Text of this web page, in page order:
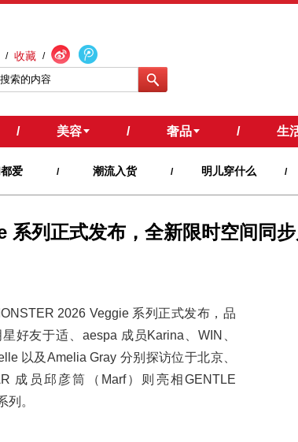
/ 收藏 /
/ 美容 / 奢品 / 生
爱 / 潮流入货 / 明儿穿什么 /
系列正式发布，全新限时空间同
2026 Veggie 系列正式发布，品
好友于适、aespa 成员Karina、WIN、
以及Amelia Gray 分别探访位于北京、
成员邱彦筒（Marf）则亮相GENTLE
列。